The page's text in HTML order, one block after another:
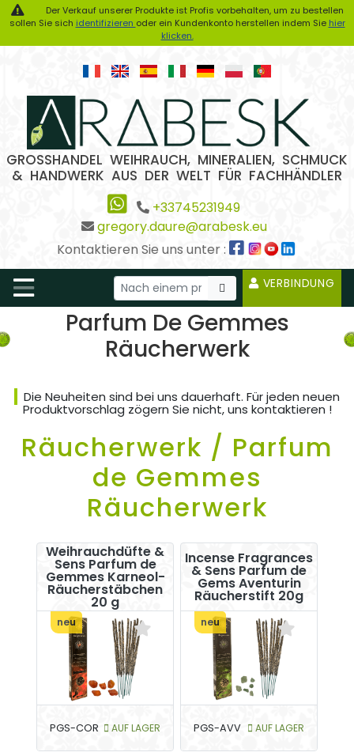
Der Verkauf unserer Produkte ist Profis vorbehalten, um zu bestellen
sollen Sie sich identifizieren oder ein Kundenkonto herstellen indem Sie hier
klicken.
GROSSHANDEL WEIHRAUCH, MINERALIEN, SCHMUCK
& HANDWERK AUS DER WELT FÜR FACHHÄNDLER
+33745231949
gregory.daure@arabesk.eu
Kontaktieren Sie uns unter :
VERBINDUNG
Parfum De Gemmes
Räucherwerk
Die Neuheiten sind bei uns dauerhaft. Für jeden neuen
Produktvorschlag zögern Sie nicht, uns kontaktieren !
Räucherwerk / Parfum
de Gemmes
Räucherwerk
Weihrauchdüfte &
Sens Parfum de
Gemmes Karneol-
Räucherstäbchen
20 g
neu
PGS-COR AUF LAGER
Incense Fragrances
& Sens Parfum de
Gems Aventurin
Räucherstift 20g
neu
PGS-AVV AUF LAGER